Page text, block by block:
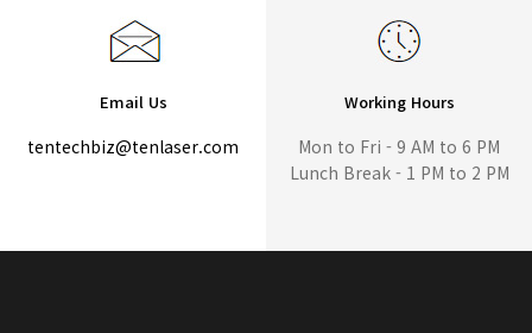
Email Us
tentechbiz@tenlaser.com
Working Hours
Mon to Fri - 9 AM to 6 PM
Lunch Break - 1 PM to 2 PM